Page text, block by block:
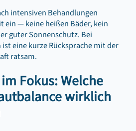
intensiven Behandlungen
ein — keine heißen Bäder, kein
guter Sonnenschutz. Bei
eine kurze Rücksprache mit der
ratsam.
Fokus: Welche
wirklich